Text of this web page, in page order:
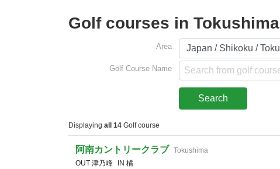
Golf courses in Tokushima
Area
Golf Course Name
Displaying all 14 Golf course
阿南カントリークラブ Tokushima
OUT 津乃峰
IN 橘